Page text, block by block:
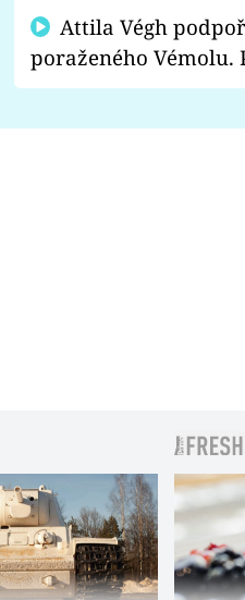
poraženého Vémolu.
chce raději zápasit s